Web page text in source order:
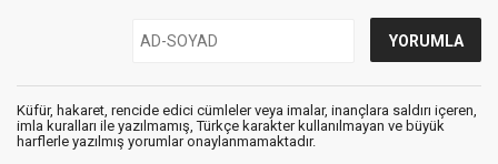
Küfür, hakaret, rencide edici cümleler veya imalar, inançlara saldırı içeren,
imla kuralları ile yazılmamış, Türkçe karakter kullanılmayan ve büyük
harflerle yazılmış yorumlar onaylanmamaktadır.